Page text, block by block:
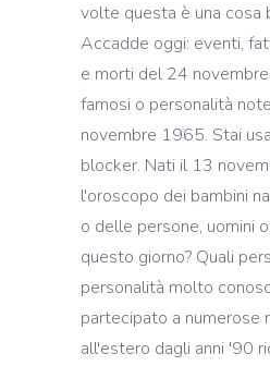
volte questa è una cosa
Accadde oggi: eventi,
e morti del 24
famosi o personalità
novembre 1965. Stai
blocker. Nati il 13
l'oroscopo dei bambini
o delle persone, uomini
questo giorno? Quali
personalità molto
partecipato a numerose
all'estero dagli anni '90